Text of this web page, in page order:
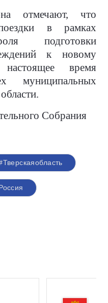
отмечают, что
в рамках
подготовки
к новому
время
муниципальных
Собрания